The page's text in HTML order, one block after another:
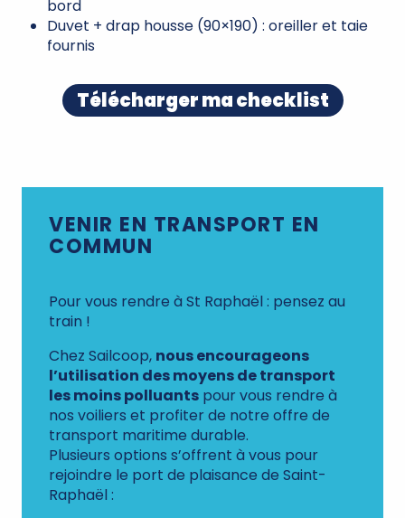
bord
Duvet + drap housse (90×190) : oreiller et taie
fournis
Télécharger ma checklist
VENIR EN TRANSPORT EN
COMMUN
Pour vous rendre à St Raphaël : pensez au
train !
Chez Sailcoop, nous encourageons
l’utilisation des moyens de transport
les moins polluants pour vous rendre à
nos voiliers et profiter de notre offre de
transport maritime durable.
Plusieurs options s’offrent à vous pour
rejoindre le port de plaisance de Saint-
Raphaël :